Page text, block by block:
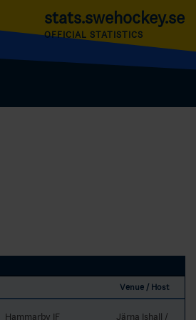
stats.swehockey.se
OFFICIAL STATISTICS
Venue / Host
Hammarby IF
Järna Ishall /